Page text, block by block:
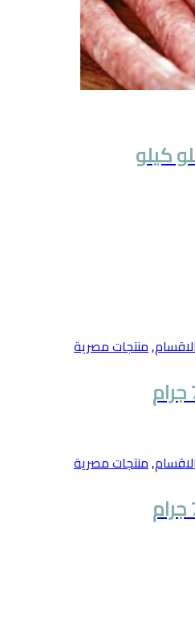
كيلو
,منتجات مصرية
,منتجات مصرية